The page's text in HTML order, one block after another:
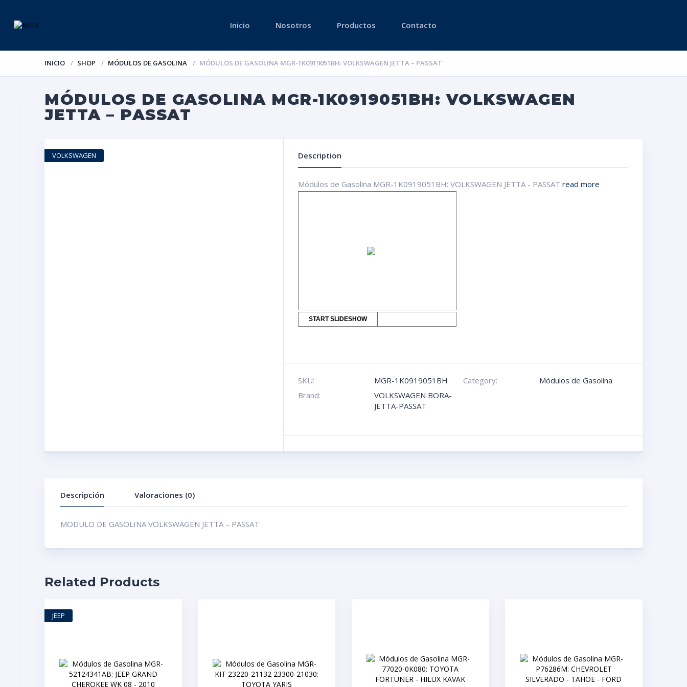
Inicio Nosotros Productos Contacto
INICIO SHOP MÓDULOS DE GASOLINA MÓDULOS DE GASOLINA MGR-1K0919051BH: VOLKSWAGEN JETTA – PASSAT
MÓDULOS DE GASOLINA MGR-1K0919051BH: VOLKSWAGEN
JETTA – PASSAT
Description
Módulos de Gasolina MGR-1K0919051BH: VOLKSWAGEN JETTA - PASSATread more
START SLIDESHOW
SKU: MGR-1K0919051BH Category:
Módulos de Gasolina
Brand:
VOLKSWAGEN BORA-
JETTA-PASSAT
VOLKSWAGEN
Descripción Valoraciones (0)
MODULO DE GASOLINA VOLKSWAGEN JETTA – PASSAT
Related Products
JEEP